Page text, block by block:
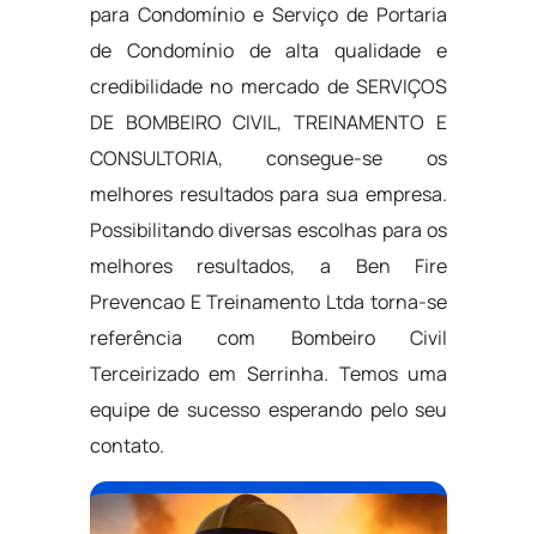
para Condomínio e Serviço de Portaria
de Condomínio de alta qualidade e
credibilidade no mercado de SERVIÇOS
DE BOMBEIRO CIVIL, TREINAMENTO E
CONSULTORIA, consegue-se os
melhores resultados para sua empresa.
Possibilitando diversas escolhas para os
melhores resultados, a Ben Fire
Prevencao E Treinamento Ltda torna-se
referência com Bombeiro Civil
Terceirizado em Serrinha. Temos uma
equipe de sucesso esperando pelo seu
contato.